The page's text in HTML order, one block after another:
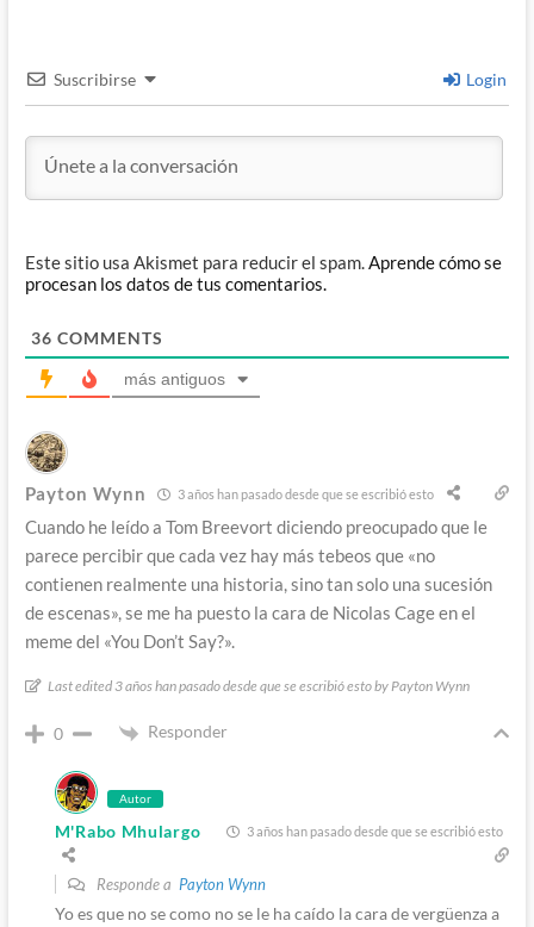
Suscribirse Login
Este sitio usa Akismet para reducir el spam.Aprende cómo se
procesan los datos de tus comentarios.
36 COMMENTS
más antiguos
Payton Wynn 3 años han pasado desde que se escribió esto
Cuando he leído a Tom Breevort diciendo preocupado que le
parece percibir que cada vez hay más tebeos que «no
contienen realmente una historia, sino tan solo una sucesión
de escenas», se me ha puesto la cara de Nicolas Cage en el
meme del «You Don’t Say?».
Last edited 3 años han pasado desde que se escribió esto by Payton Wynn
0 Responder
Autor
M'Rabo Mhulargo 3 años han pasado desde que se escribió esto
Responde a Payton Wynn
Yo es que no se como no se le ha caído la cara de vergüenza a